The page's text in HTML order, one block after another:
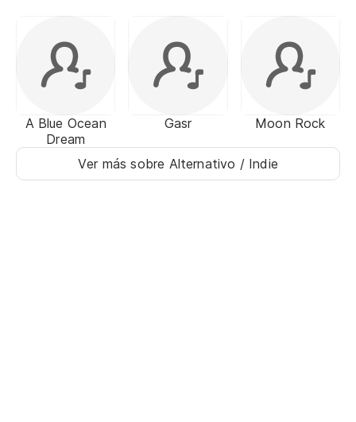
A Blue Ocean
Dream
Gasr Moon Rock
Ver más sobre Alternativo / Indie